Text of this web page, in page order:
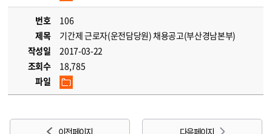
번호
106
제목
기간제 근로자(운전담당원) 채용공고(부산경남본부)
작성일
2017-03-22
조회수
18,785
파일